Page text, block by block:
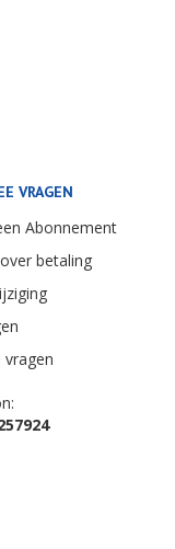
VRAGEN
Abonnement
betaling
vragen